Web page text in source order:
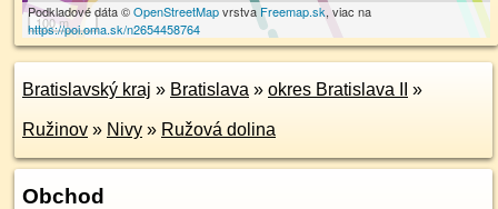
100 m
Podkladové dáta ©OpenStreetMapvrstva Freemap.sk, viac na
https://poi.oma.sk/n2654458764
Bratislavský kraj » Bratislava » okres Bratislava II »
Ružinov » Nivy » Ružová dolina
Obchod